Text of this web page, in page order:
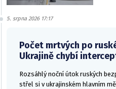
5. srpna 2026 17:17
Počet mrtvých po
Ukrajině chybí
Rozsáhlý noční útok ruských
střel si v ukrajinském hlavním